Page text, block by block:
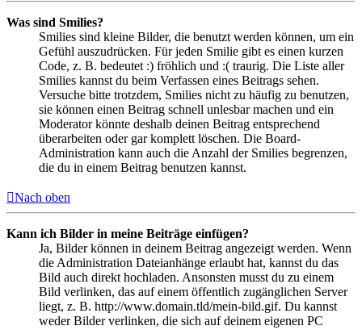
Was sind Smilies?
Smilies sind kleine Bilder, die benutzt werden können, um ein
Gefühl auszudrücken. Für jeden Smilie gibt es einen kurzen
Code, z. B. bedeutet :) fröhlich und :( traurig. Die Liste aller
Smilies kannst du beim Verfassen eines Beitrags sehen.
Versuche bitte trotzdem, Smilies nicht zu häufig zu benutzen,
sie können einen Beitrag schnell unlesbar machen und ein
Moderator könnte deshalb deinen Beitrag entsprechend
überarbeiten oder gar komplett löschen. Die Board-
Administration kann auch die Anzahl der Smilies begrenzen,
die du in einem Beitrag benutzen kannst.
Nach oben
Kann ich Bilder in meine Beiträge einfügen?
Ja, Bilder können in deinem Beitrag angezeigt werden. Wenn
die Administration Dateianhänge erlaubt hat, kannst du das
Bild auch direkt hochladen. Ansonsten musst du zu einem
Bild verlinken, das auf einem öffentlich zugänglichen Server
liegt, z. B. http://www.domain.tld/mein-bild.gif. Du kannst
weder Bilder verlinken, die sich auf deinem eigenen PC